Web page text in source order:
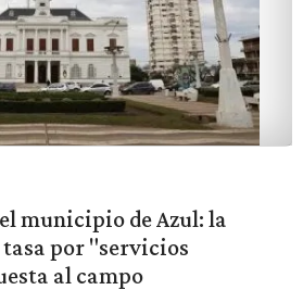
municipio de Azul: la
por "servicios
al campo